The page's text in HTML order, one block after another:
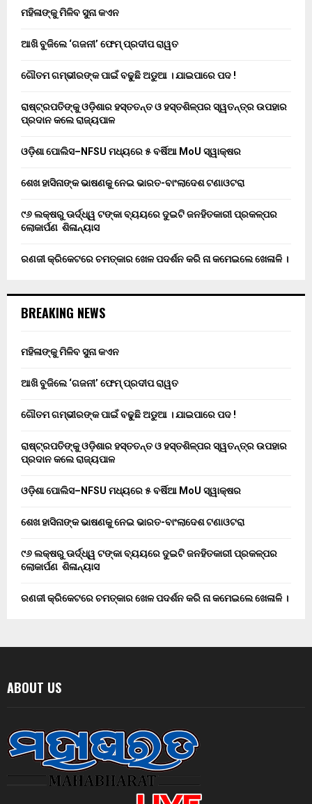
ମହିଳାଙ୍କୁ ମିଳିବ ସୁନା କଏନ
ଆଖି ବୁଜିଲେ ‘ଗଜନୀ’ ଫେମ୍ ପ୍ରଦୀପ ରାୱତ
ଗୌତମ ଗମ୍ଭୀରଙ୍କ ପାଇଁ ବଢୁଛି ଅଡୁଆ । ଯାଇପାରେ ପଦ !
ରାଷ୍ଟ୍ରପତିଙ୍କୁ ଓଡ଼ିଶାର ହସ୍ତତନ୍ତ ଓ ହସ୍ତଶିଳ୍ପର ସ୍ୱତନ୍ତ୍ର ଉପହାର
ପ୍ରଦାନ କଲେ ରାଜ୍ୟପାଳ
ଓଡ଼ିଶା ପୋଲିସ–NFSU ମଧ୍ୟରେ ୫ ବର୍ଷିଆ MoU ସ୍ୱାକ୍ଷର
ଶେଖ ହାସିନାଙ୍କ ଭାଷଣକୁ ନେଇ ଭାରତ-ବାଂଲାଦେଶ ଟଣାଓଟରା
୯୬ ଲକ୍ଷରୁ ଊର୍ଦ୍ଧ୍ୱ ଟଙ୍କା ବ୍ୟୟରେ ଦୁଇଟି ଜନହିତକାରୀ ପ୍ରକଳ୍ପର
ଲୋକାର୍ପଣ ଶିଳାନ୍ୟାସ
ରଣଜୀ କ୍ରିକେଟରେ ଚମତ୍କାର ଖେଳ ପଦର୍ଶନ କରି ନା କମେଇଲେ ଖେଳାଳି ।
BREAKING NEWS
ମହିଳାଙ୍କୁ ମିଳିବ ସୁନା କଏନ
ଆଖି ବୁଜିଲେ ‘ଗଜନୀ’ ଫେମ୍ ପ୍ରଦୀପ ରାୱତ
ଗୌତମ ଗମ୍ଭୀରଙ୍କ ପାଇଁ ବଢୁଛି ଅଡୁଆ । ଯାଇପାରେ ପଦ !
ରାଷ୍ଟ୍ରପତିଙ୍କୁ ଓଡ଼ିଶାର ହସ୍ତତନ୍ତ ଓ ହସ୍ତଶିଳ୍ପର ସ୍ୱତନ୍ତ୍ର ଉପହାର
ପ୍ରଦାନ କଲେ ରାଜ୍ୟପାଳ
ଓଡ଼ିଶା ପୋଲିସ–NFSU ମଧ୍ୟରେ ୫ ବର୍ଷିଆ MoU ସ୍ୱାକ୍ଷର
ଶେଖ ହାସିନାଙ୍କ ଭାଷଣକୁ ନେଇ ଭାରତ-ବାଂଲାଦେଶ ଟଣାଓଟରା
୯୬ ଲକ୍ଷରୁ ଊର୍ଦ୍ଧ୍ୱ ଟଙ୍କା ବ୍ୟୟରେ ଦୁଇଟି ଜନହିତକାରୀ ପ୍ରକଳ୍ପର
ଲୋକାର୍ପଣ ଶିଳାନ୍ୟାସ
ରଣଜୀ କ୍ରିକେଟରେ ଚମତ୍କାର ଖେଳ ପଦର୍ଶନ କରି ନା କମେଇଲେ ଖେଳାଳି ।
ABOUT US